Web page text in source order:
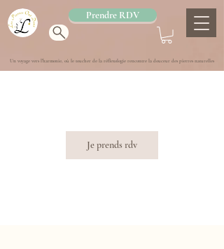
Prendre RDV
Un voyage vers l'harmonie, où le toucher de la réflexologie rencontre la douceur des pierres naturelles
Je prends rdv